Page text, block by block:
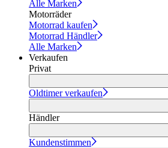
Alle Marken
Motorräder
Motorrad kaufen
Motorrad Händler
Alle Marken
Verkaufen
Privat
Oldtimer verkaufen
Händler
Kundenstimmen